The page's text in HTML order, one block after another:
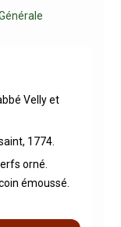
Velly et
1774.
orné.
émoussé.